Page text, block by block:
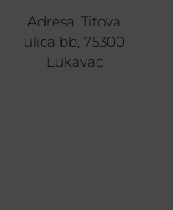
Adresa: Titova
ulica bb, 75300
Lukavac